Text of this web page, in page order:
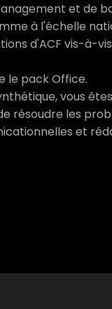
et de
à l'échelle
d'ACF vis-à-
le pack Office.
vous
résoudre les
et